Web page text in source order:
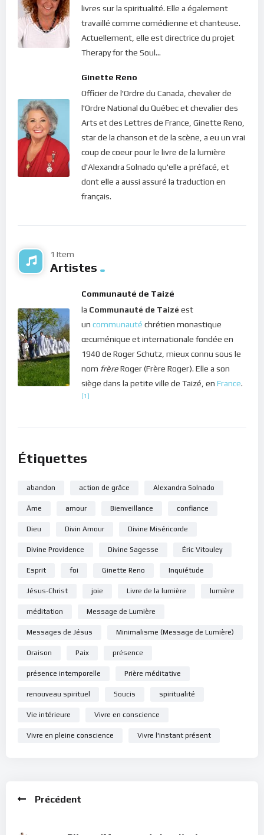
afin de le sentir Lui qui est déjà en nous. Être, c’est se
débarrasser de tout et d’exister tout simplement ! C’est la
seule facon de retrouver toute notre sérénité, notre capacité
et notre lumière afin de passer un séjour agréable sur Terre.
Dans le silence de ton coeur, écoute ce message de lumière…
Bonne méditation.
livres sur la spiritualité. Elle a également
travaillé comme comédienne et chanteuse.
Actuellement, elle est directrice du projet
Therapy for the Soul...
Ginette Reno
Officier de l'Ordre du Canada, chevalier de
l'Ordre National du Québec et chevalier des
Arts et des Lettres de France, Ginette Reno,
star de la chanson et de la scène, a eu un vrai
coup de coeur pour le livre de la lumière
d'Alexandra Solnado qu'elle a préfacé, et
dont elle a aussi assuré la traduction en
français.
1 Item
Artistes
Communauté de Taizé
la Communauté de Taizé est
un communauté chrétien monastique
œcuménique et internationale fondée en
1940 de Roger Schutz, mieux connu sous le
nom frèreRoger (Frère Roger). Elle a son
siège dans la petite ville de Taizé, en France.
[1]
Étiquettes
abandon action de grâce Alexandra Solnado
Âme amour Bienveillance confiance
Dieu Divin Amour Divine Miséricorde
Divine Providence Divine Sagesse Éric Vitouley
Esprit foi Ginette Reno Inquiétude
Jésus-Christ joie Livre de la lumière lumière
méditation Message de Lumière
Messages de Jésus Minimalisme (Message de Lumière)
Oraison Paix présence
présence intemporelle Prière méditative
renouveau spirituel Soucis spiritualité
Vie intérieure Vivre en conscience
Vivre en pleine conscience Vivre l'instant présent
Précédent